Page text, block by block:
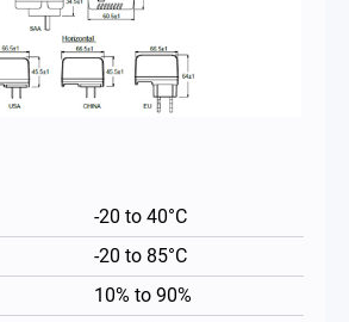
-20 to 40°C
-20 to 85°C
10% to 90%